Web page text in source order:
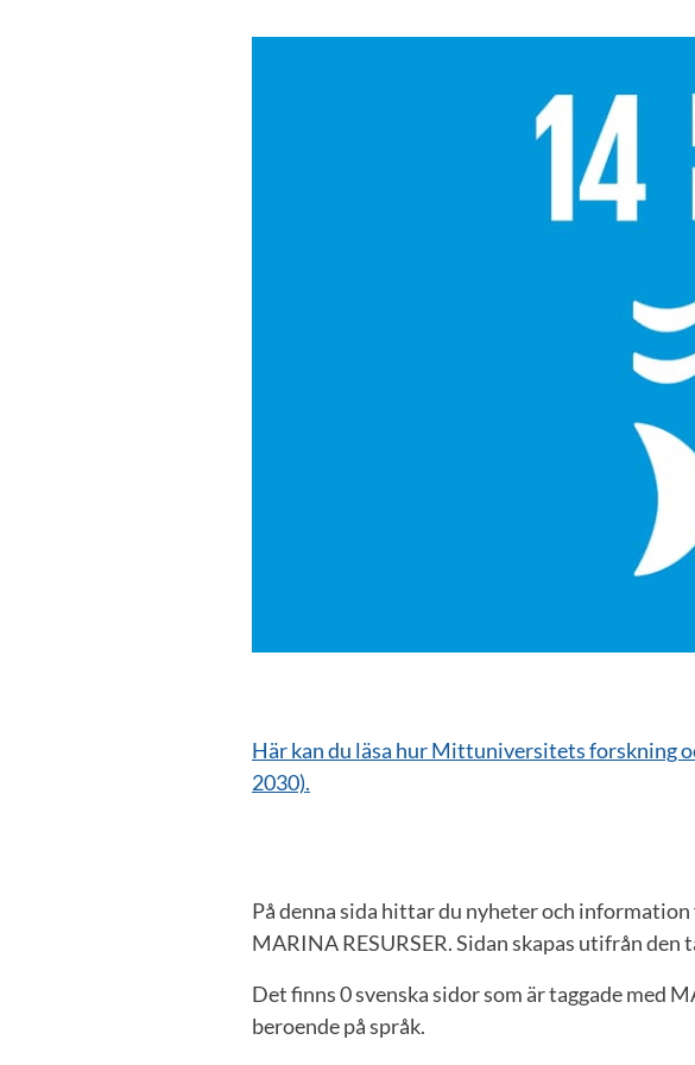
​Här kan du läsa hur Mittuniversitets forskning
2030).
På denna sida hittar du nyheter och
MARINA RESURSER. Sidan skapas utifrån
Det finns 0 svenska sidor som är taggade med
beroende på språk.